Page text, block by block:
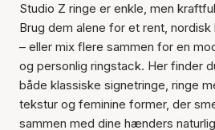
Studio Z ringe er enkle, men
Brug dem alene for et rent, nordisk
– eller mix flere sammen for en
og personlig ringstack. Her finder
både klassiske signetringe, ringe
tekstur og feminine former, der
sammen med dine hænders